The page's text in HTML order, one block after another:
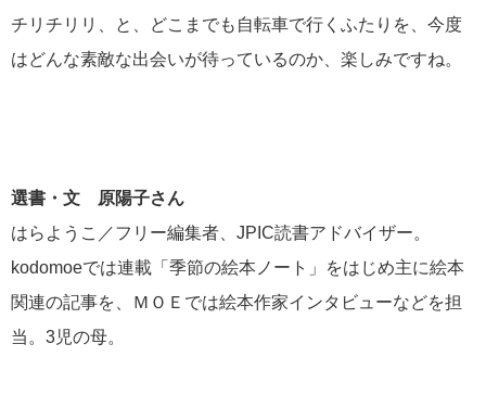
チリチリリ、と、どこまでも自転車で行くふたりを、今度
はどんな素敵な出会いが待っているのか、楽しみですね。
選書・文 原陽子さん
はらようこ／フリー編集者、JPIC読書アドバイザー。
kodomoeでは連載「季節の絵本ノート」をはじめ主に絵本
関連の記事を、ＭＯＥでは絵本作家インタビューなどを担
当。3児の母。